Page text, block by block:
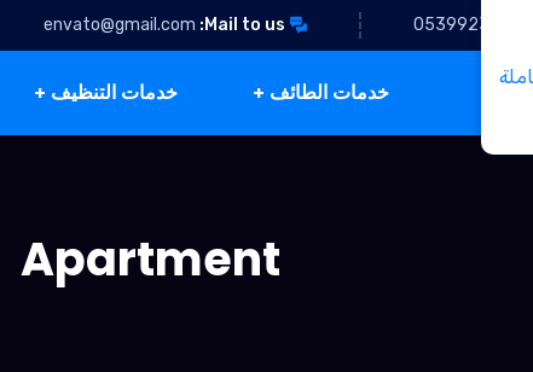
0539923643
Mail to us:
envato@gmail.com
خدمات الطائف خدمات التنظيف
Apartment